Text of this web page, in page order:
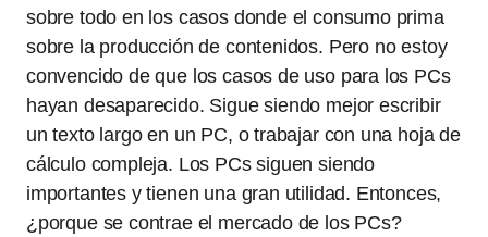
sobre todo en los casos donde el consumo prima
sobre la producción de contenidos. Pero no estoy
convencido de que los casos de uso para los PCs
hayan desaparecido. Sigue siendo mejor escribir
un texto largo en un PC, o trabajar con una hoja de
cálculo compleja. Los PCs siguen siendo
importantes y tienen una gran utilidad. Entonces,
¿porque se contrae el mercado de los PCs?